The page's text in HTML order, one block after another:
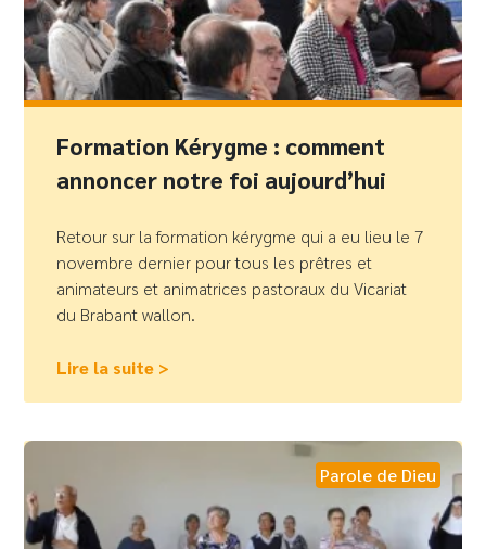
Formation Kérygme : comment
annoncer notre foi aujourd’hui
Retour sur la formation kérygme qui a eu lieu le 7
novembre dernier pour tous les prêtres et
animateurs et animatrices pastoraux du Vicariat
du Brabant wallon.
Lire la suite >
Parole de Dieu